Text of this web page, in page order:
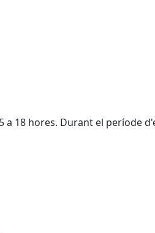
a 18 hores. Durant el període